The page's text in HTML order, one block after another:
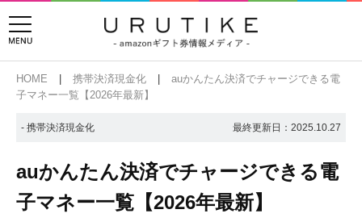
HOME 携帯決済現金化
auかんたん決済でチャージできる電
子マネー一覧【2026年最新】
- 携帯決済現金化 最終更新日： 2025.10.27
auかんたん決済でチャージできる電
子マネー一覧【2026年最新】